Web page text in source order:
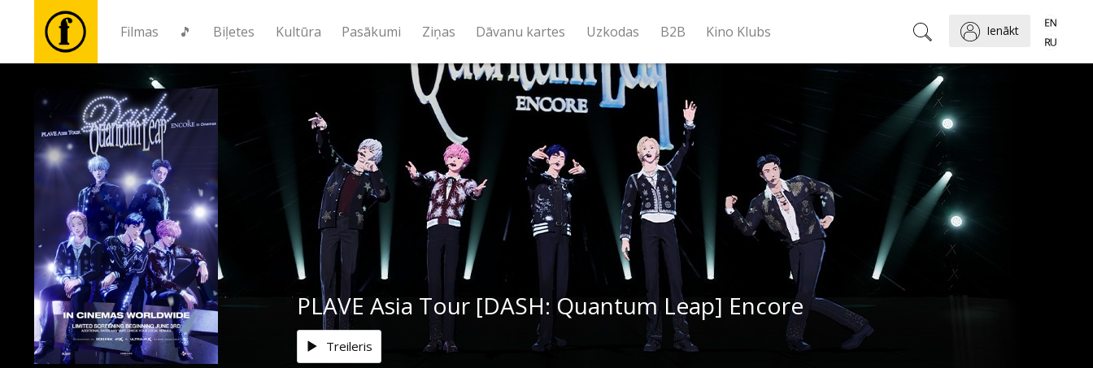
Filmas 🎵 Biļetes Kultūra Pasākumi Ziņas Dāvanu kartes Uzkodas B2B Kino Klubs Ienākt
🎵
Biļetes
Kultūra
Pasākumi
Ziņas
PLAVE Asia Tour [DASH: Quantum Leap] Encore
Treileris